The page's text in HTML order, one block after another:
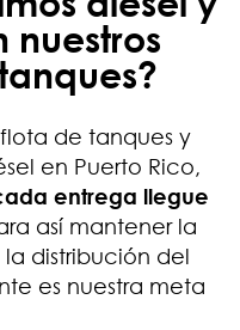
nuestros
de tanques y
en Puerto Rico,
entrega llegue
así mantener la
distribución del
es nuestra meta